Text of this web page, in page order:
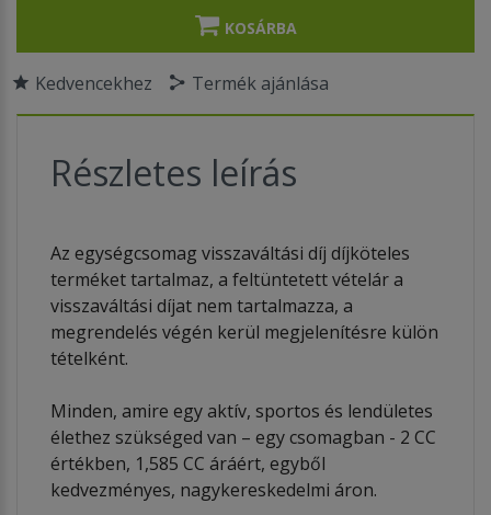
KOSÁRBA
Kedvencekhez Termék ajánlása
Részletes leírás
Az egységcsomag visszaváltási díj díjköteles
terméket tartalmaz, a feltüntetett vételár a
visszaváltási díjat nem tartalmazza, a
megrendelés végén kerül megjelenítésre külön
tételként.
Minden, amire egy aktív, sportos és lendületes
élethez szükséged van – egy csomagban - 2 CC
értékben, 1,585 CC áráért, egyből
kedvezményes, nagykereskedelmi áron.